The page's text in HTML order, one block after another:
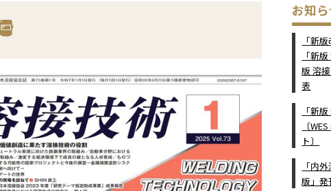
お知
「新
「新
版 溶
表
「新
〔
ト〕
「内
版」発